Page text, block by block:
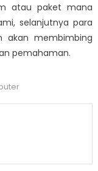
atau paket mana
selanjutnya para
akan membimbing
pemahaman.